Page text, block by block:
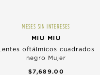
MESES SIN INTERESES
MIU MIU
Lentes oftálmicos cuadrados
negro Mujer
$7,689.00